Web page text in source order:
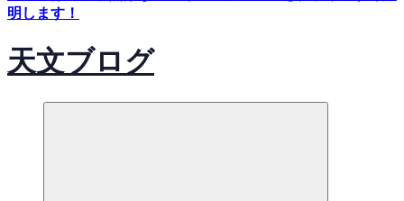
明します！
天文ブログ